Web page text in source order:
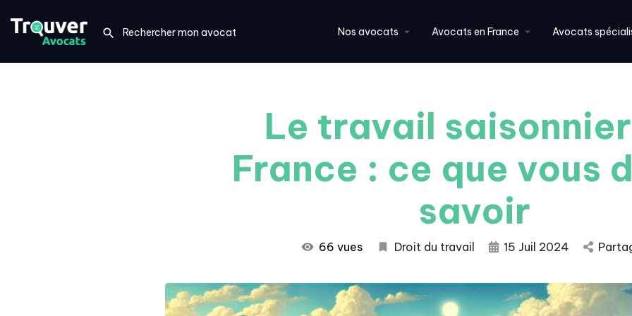
Nos avocats Avocats en France Avocats
Le travail
France : ce que vous
savoir
66 vues Droit du travail 15 Juil 2024